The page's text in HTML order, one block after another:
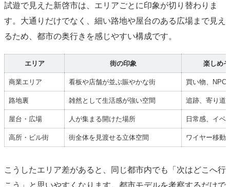
試遊で見えた新啓市は、エリアごとに印象が切り替わりま
す。大通りだけでなく、細い路地や屋台のある広場まで見え
るため、都市の奥行きを感じやすい構成です。
エリア 街の印象 楽しめ
商業エリア 看板や店舗が並ぶ賑やかな街 買い物、NPC
路地裏 雑然として生活感が強い空間 追跡、寄り道
屋台・広場 人が集まる開けた場所 日常感、イベ
高所・ビル街 街全体を見渡せる立体空間 ワイヤー移動
こうしたエリア差があると、同じ都市内でも「次はどこへ行